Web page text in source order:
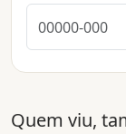
Quem viu,